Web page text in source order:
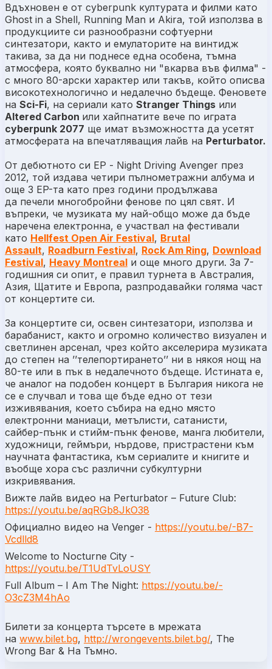
Вдъхновен е от cyberpunk културата и филми като
Ghost in a Shell, Running Man и Akira, той използва в
продукциите си разнообразни софтуерни
синтезатори, както и емулаторите на винтидж
такива, за да ни поднесе една особенa, тъмна
атмосфера, която буквално ни "вкарва във филма" -
с много 80-арски характер или такъв, който описва
високотехнологично и недалечно бъдеще. Феновете
на Sci-Fi, на сериали като Stranger Things или
Altered Carbon или хайпнатите вече по играта
cyberpunk 2077 ще имат възможността да усетят
атмосферата на впечатляващия лайв на Perturbator.
От дебютното си EP - Night Driving Avenger през
2012, той издава четири пълнометражни албума и
още 3 EP-та като през години продължава
да печели многобройни фенове по цял свят. И
въпреки, че музиката му най-общо може да бъде
наречена електронна, е участвал на фестивали
като Hellfest Open Air Festival, Brutal
Assault, Roadburn Festival, Rock Am Ring, Download
Festival, Heavy Montreal и още много други. За 7-
годишния си опит, е правил турнета в Австралия,
Азия, Щатите и Европа, разпродавайки голяма част
от концертите си.
За концертите си, освен синтезатори, използва и
барабанист, както и огромно количество визуален и
светлинен арсенал, чрез който акселерира музиката
до степен на ’’телепортирането’’ ни в някоя нощ на
80-те или в пък в недалечното бъдеще. Истината е,
че аналог на подобен концерт в България никога не
се е случвал и това ще бъде едно от тези
изживявания, коeто събира на едно място
електронни маниаци, метълисти, сатанисти,
сайбер-пънк и стийм-пънк фенове, манга любители,
художници, геймъри, нърдове, пристрастени към
научната фантастика, към сериалите и книгите и
въобще хора със различни субкултурни
изкривявания.
Вижте лайв видео на Perturbator – Future Club:
https://youtu.be/aqRGb8JkO38
Официално видео на Venger - https://youtu.be/-B7-
Vcdlld8
Welcome to Nocturne City -
https://youtu.be/T1UdTvLoUSY
Full Album – I Am The Night: https://youtu.be/-
O3cZ3M4hAo
Билети за концерта търсете в мрежата
на www.bilet.bg, http://wrongevents.bilet.bg/, The
Wrong Bar & На Тъмно.